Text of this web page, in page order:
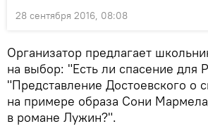
28 сентября 2016, 08:08
Организатор предлагает
на выбор: "Есть ли спасение для
"Представление Достоевского о
на примере образа Сони
в романе Лужин?".